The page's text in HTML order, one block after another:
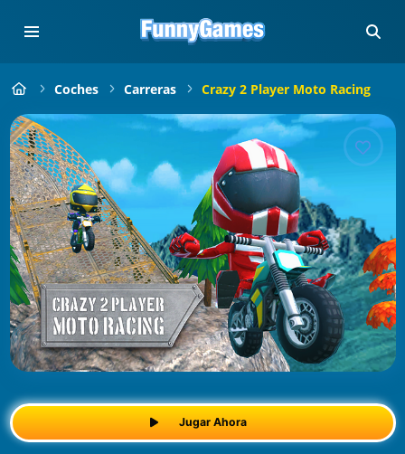
Coches Carreras Crazy 2 Player Moto Racing
Jugar Ahora